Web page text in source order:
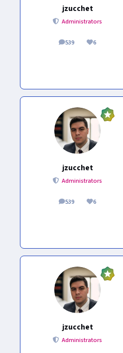
jzucchet
Administrators
539
publicaciones
6
Reputación
jzucchet
Administrators
539
publicaciones
6
Reputación
jzucchet
Administrators